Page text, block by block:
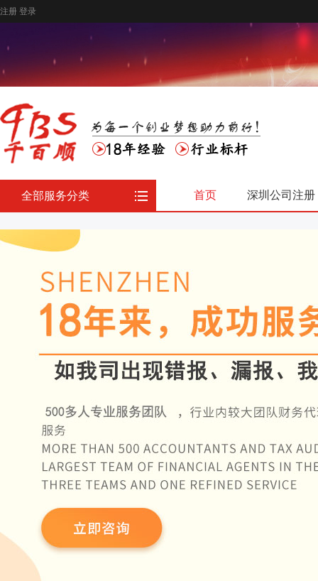
注册 登录
全部服务分类 首页 深圳公司注册